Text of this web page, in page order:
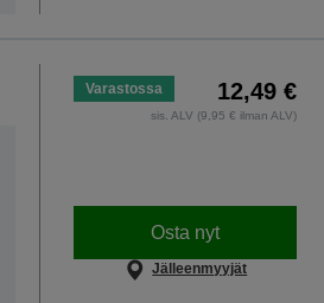
Varastossa 12,49 €
sis. ALV (9,95 € ilman ALV)
Osta nyt
Jälleenmyyjät